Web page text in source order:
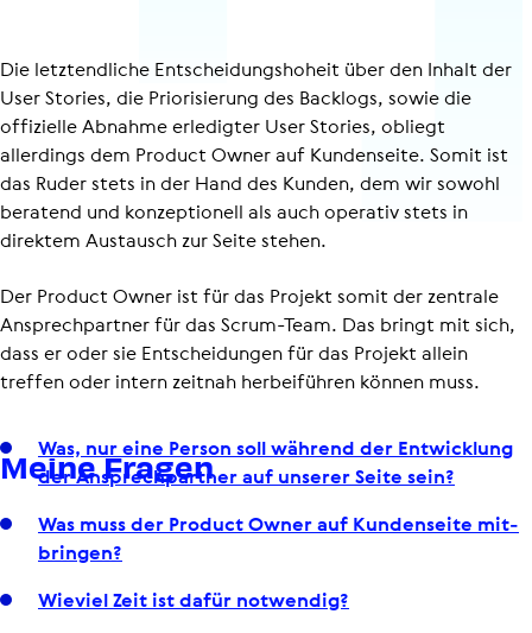
Die letztendliche Entschei­dungs­ho­heit über den Inhalt der
User Stories, die Priorisierung des Backlogs, sowie die
offizielle Abnahme erledigter User Stories, obliegt
allerdings dem Product Owner auf Kundenseite. Somit ist
das Ruder stets in der Hand des Kunden, dem wir sowohl
beratend und konzeptionell als auch operativ stets in
direktem Austausch zur Seite stehen.
Der Product Owner ist für das Projekt somit der zentrale
Ansprech­partner für das Scrum-Team. Das bringt mit sich,
dass er oder sie Entscheidungen für das Projekt allein
treffen oder intern zeitnah herbeiführen können muss.
Meine Fragen
Was, nur eine Person soll während der Ent­wick­lung
der Ansprech­part­ner auf unserer Seite sein?
Was muss der Product Owner auf Kun­den­seite mit­
brin­gen?
Wieviel Zeit ist dafür notwendig?